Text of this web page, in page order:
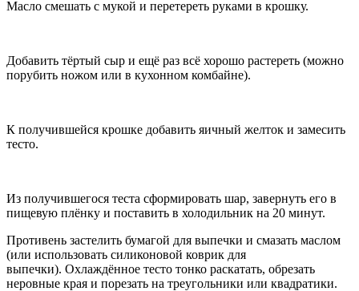
Масло смешать с мукой и перетереть руками в крошку.
Добавить тёртый сыр и ещё раз всё хорошо растереть (можно
порубить ножом или в кухонном комбайне).
К получившейся крошке добавить яичный желток и замесить
тесто.
Из получившегося теста сформировать шар, завернуть его в
пищевую плёнку и поставить в холодильник на 20 минут.
Противень застелить бумагой для выпечки и смазать маслом
(или использовать силиконовой коврик для
выпечки). Охлаждённое тесто тонко раскатать, обрезать
неровные края и порезать на треугольники или квадратики.